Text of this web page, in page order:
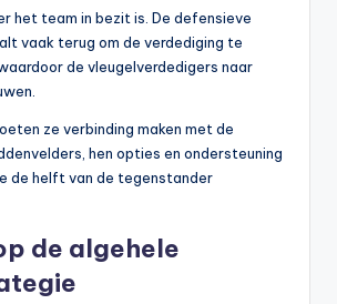
het team in bezit is. De defensieve
vaak terug om de verdediging te
de vleugelverdedigers naar
ze verbinding maken met de
hen opties en ondersteuning
de helft van de tegenstander
de algehele